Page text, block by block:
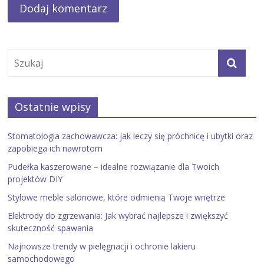
Ostatnie wpisy
Stomatologia zachowawcza: jak leczy się próchnicę i ubytki oraz
zapobiega ich nawrotom
Pudełka kaszerowane – idealne rozwiązanie dla Twoich
projektów DIY
Stylowe meble salonowe, które odmienią Twoje wnętrze
Elektrody do zgrzewania: Jak wybrać najlepsze i zwiększyć
skuteczność spawania
Najnowsze trendy w pielęgnacji i ochronie lakieru
samochodowego